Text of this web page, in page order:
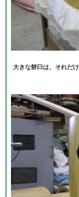
大きな餅臼は、それだ